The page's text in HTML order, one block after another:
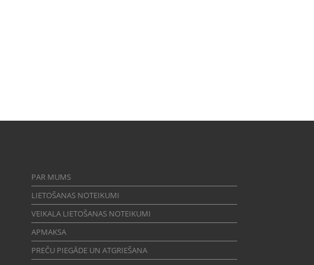
PAR MUMS
LIETOŠANAS NOTEIKUMI
VEIKALA LIETOŠANAS NOTEIKUMI
APMAKSA
PREČU PIEGĀDE UN ATGRIEŠANA